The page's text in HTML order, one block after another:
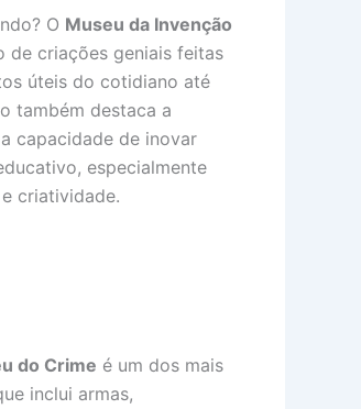
O Museu da Invenção
de criações geniais feitas
úteis do cotidiano até
também destaca a
capacidade de inovar
especialmente
criatividade.
do Crime é um dos mais
inclui armas,